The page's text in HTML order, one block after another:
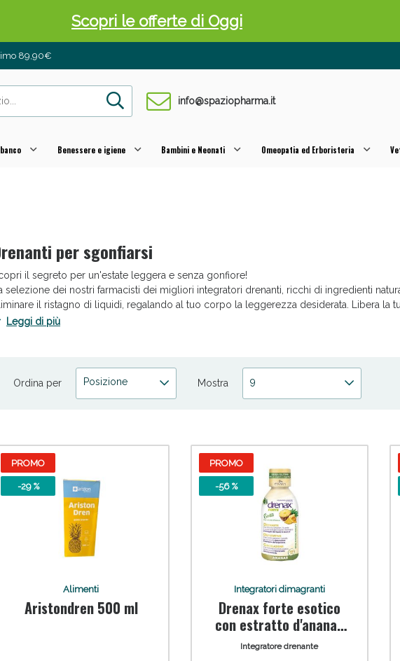
89,90€
info@spaziopharma.it
Benessere e igiene Bambini e Neonati Omeopatia ed Erboristeria
per sgonfiarsi
il segreto per un'estate leggera e senza gonfiore!
selezione dei nostri farmacisti dei migliori integratori drenanti, ricchi di ingredienti
il ristagno di liquidi, regalando al tuo corpo la leggerezza desiderata. Libera la
estivo sentendoti al meglio, giorno dopo giorno.
Leggi di più
Ordina per Posizione Mostra 9
PROMO
-29 %
Alimenti
Aristondren 500 ml
PROMO
-56 %
Integratori dimagranti
Drenax forte esotico
con estratto d'ananas
300 ml
Integratore drenante
Scopri le offerte di Oggi
e Multivitaminici: oggi Sconto extra fino al 50%!
e Fanghi: Sconto fino al 40% valido oggi!